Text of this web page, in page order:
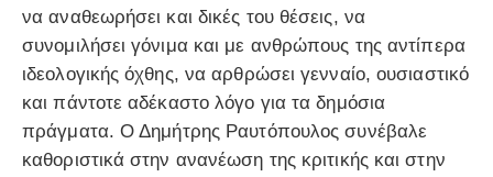
να αναθεωρήσει και δικές του θέσεις, να
συνομιλήσει γόνιμα και με ανθρώπους της αντίπερα
ιδεολογικής όχθης, να αρθρώσει γενναίο, ουσιαστικό
και πάντοτε αδέκαστο λόγο για τα δημόσια
πράγματα. Ο Δημήτρης Ραυτόπουλος συνέβαλε
καθοριστικά στην ανανέωση της κριτικής και στην